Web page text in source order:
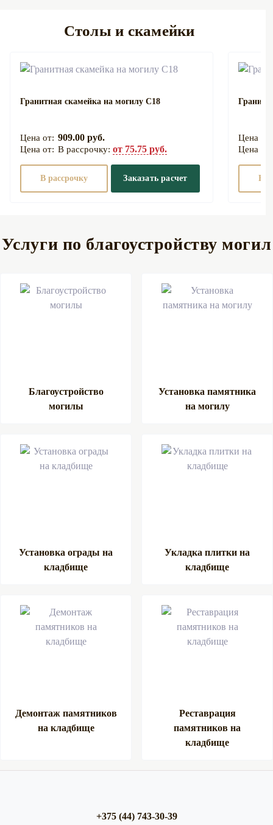
Столы и скамейки
Гранитная скамейка на могилу С18
909.00 руб.
В рассрочку: от 75.75 руб.
В рассрочку Заказать расчет В
Услуги по благоустройству могил
Благоустройство
могилы
Установка памятника
на могилу
Установка ограды на
кладбище
Укладка плитки на
кладбище
Демонтаж памятников
на кладбище
Реставрация
памятников на
кладбище
+375 (44) 743-30-39